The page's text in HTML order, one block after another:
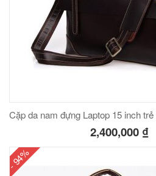
Cặp da nam đựng Laptop 15 inch
2,400,000 ₫
- 94%